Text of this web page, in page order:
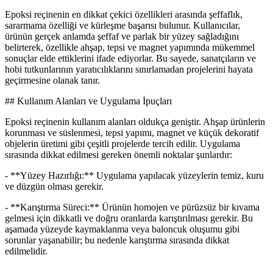
Epoksi reçinenin en dikkat çekici özellikleri arasında şeffaflık,
sararmama özelliği ve kürleşme başarısı bulunur. Kullanıcılar,
ürünün gerçek anlamda şeffaf ve parlak bir yüzey sağladığını
belirterek, özellikle ahşap, tepsi ve magnet yapımında mükemmel
sonuçlar elde ettiklerini ifade ediyorlar. Bu sayede, sanatçıların ve
hobi tutkunlarının yaratıcılıklarını sınırlamadan projelerini hayata
geçirmesine olanak tanır.
## Kullanım Alanları ve Uygulama İpuçları
Epoksi reçinenin kullanım alanları oldukça geniştir. Ahşap ürünlerin
korunması ve süslenmesi, tepsi yapımı, magnet ve küçük dekoratif
objelerin üretimi gibi çeşitli projelerde tercih edilir. Uygulama
sırasında dikkat edilmesi gereken önemli noktalar şunlardır:
- **Yüzey Hazırlığı:** Uygulama yapılacak yüzeylerin temiz, kuru
ve düzgün olması gerekir.
- **Karıştırma Süreci:** Ürünün homojen ve pürüzsüz bir kıvama
gelmesi için dikkatli ve doğru oranlarda karıştırılması gerekir. Bu
aşamada yüzeyde kaymaklanma veya baloncuk oluşumu gibi
sorunlar yaşanabilir; bu nedenle karıştırma sırasında dikkat
edilmelidir.